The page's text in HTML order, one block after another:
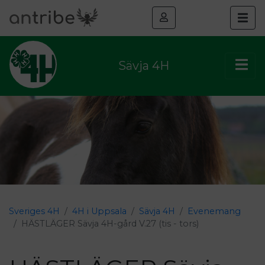
Sävja 4H
Sveriges 4H 4H i Uppsala Sävja 4H
Evenemang
HÄSTLÄGER Sävja 4H-gård V.27 (tis - tors)